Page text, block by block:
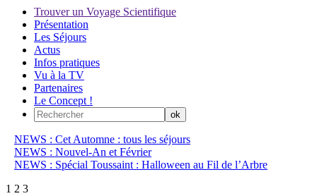
Trouver un Voyage Scientifique
Présentation
Les Séjours
Actus
Infos pratiques
Vu à la TV
Partenaires
Le Concept !
NEWS : Cet Automne : tous les séjours
NEWS : Nouvel-An et Février
NEWS : Spécial Toussaint : Halloween au Fil de l’Arbre
1 2 3